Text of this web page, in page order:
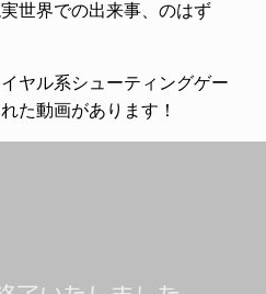
世界での出来事、のはず
ヤル系シューティングゲー
た動画があります！